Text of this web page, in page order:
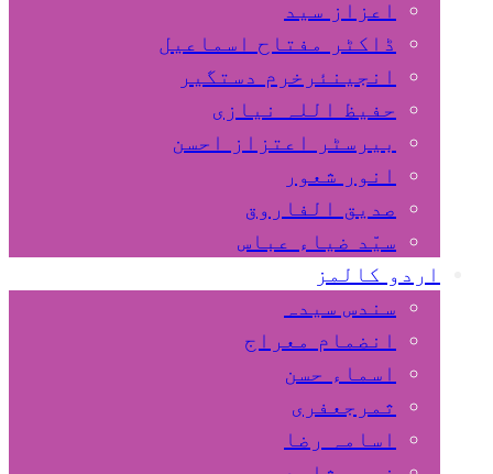
اعزاز سید
ڈاکٹر مفتاح اسماعیل
انجینئرخرم دستگیر
حفیظ اللہ نیازی
بیرسٹر اعتزاز احسن
انور شعور
صدیق الفاروق
سیّد ضیاء عباس
اردو کالمز
سندس سیدہ
انضمام معراج
اسماء حسن
ثمرجعفری
اسامہ رضا